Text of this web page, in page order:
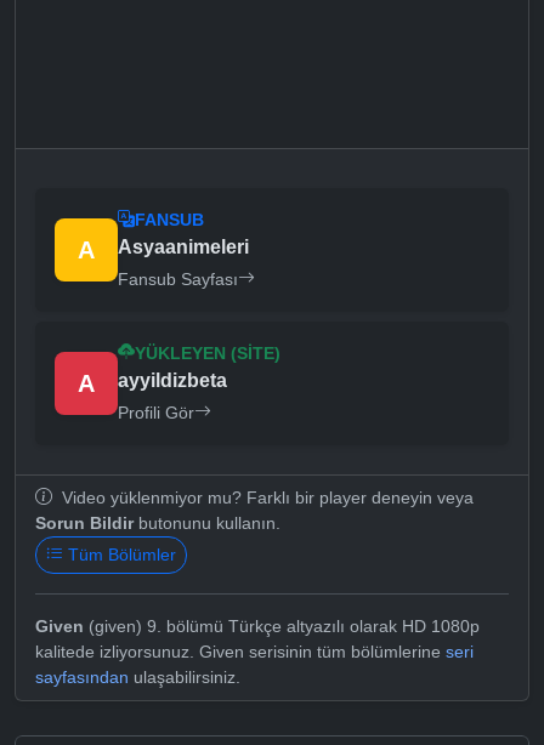
A
FANSUB
Asyaanimeleri
Fansub Sayfası
A
YÜKLEYEN (SITE)
ayyildizbeta
Profili Gör
Video yüklenmiyor mu? Farklı bir player deneyin veya
Sorun Bildirbutonunu kullanın.
Tüm Bölümler
Given (given) 9. bölümü Türkçe altyazılı olarak HD 1080p
kalitede izliyorsunuz. Given serisinin tüm bölümlerine seri
sayfasından ulaşabilirsiniz.